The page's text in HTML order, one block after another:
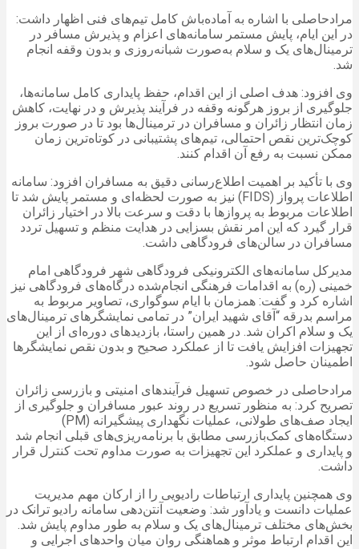
مرادحاصلی با اشاره به آماده‌باش کامل تیم‌های فنی اظهار داشت:
در این ایام، پایش مستمر سامانه‌های اعزام و پذیرش مسافر در
ترمینال‌های یک و سلام به‌صورت شبانه‌روزی و بدون وقفه انجام
شد.
وی افزود: هدف اصلی از این اقدام، حفظ پایداری کامل سامانه‌ها،
جلوگیری از بروز هرگونه وقفه در فرآیند پذیرش و در نهایت، کاهش
زمان انتظار زائران و مسافران در ترمینال‌ها بود تا در صورت بروز
کوچک‌ترین نقص احتمالی، تیم‌های پشتیبانی در کوتاه‌ترین زمان
ممکن نسبت به رفع آن اقدام کنند.
وی با تأکید بر اهمیت اطلاع‌رسانی دقیق به مسافران افزود: سامانه
اطلاعات پرواز (FIDS) نیز به صورت لحظه‌ای و مستمر پایش شد تا
اطلاعات مربوط به پروازها با دقت و سرعت بالا در اختیار زائران
قرار گیرد که این امر نقش بسزایی در هدایت منظم و تسهیل تردد
مسافران در سالن‌های فرودگاهی داشت.
مدیرکل سامانه‌های الکترونیکی فرودگاهی شهر فرودگاهی امام
خمینی (ره) به اقدامات فرهنگی انجام‌شده درگاه‌های فرودگاهی نیز
اشاره کرد و گفت: همزمان با ایام سوگواری، تصاویر مربوط به
مراسم بدرقه “آقای شهید ایران” در تمامی نمایشگرهای ترمینال‌های
یک و سلام اکران شد. در همین راستا، بازدیدهای دوره‌ای از این
تجهیزات افزایش یافت تا از عملکرد صحیح و بدون نقص نمایشگرها
اطمینان حاصل شود.
مرادحاصلی در خصوص تسهیل فرآیندهای امنیتی و بازرسی زائران
تصریح کرد: به منظور تسریع در روند عبور مسافران و جلوگیری از
ایجاد صف‌های طولانی، عملیات نگهداری پیشگیرانه (PM)
دستگاه‌های کمک‌بازرسی مطابق با برنامه‌ریزی‌های قبلی انجام شد
و پایداری و عملکرد این تجهیزات به صورت مداوم تحت کنترل قرار
داشت.
وی همچنین پایداری ارتباطات رادیویی را از ارکان مهم مدیریت
عملیات دانست و یادآور شد: وضعیت آنتن‌دهی سامانه رادیو ترانک در
بخش‌های مختلف ترمینال‌های یک و سلام به طور مداوم پایش شد.
این اقدام ارتباط موثر و هماهنگی روان میان واحدهای اجرایی و